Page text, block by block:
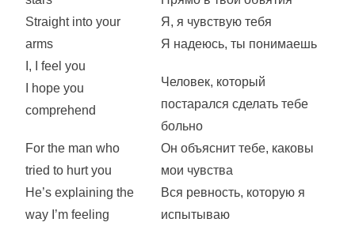
Straight into your
arms
I, I feel you
I hope you
comprehend
For the man who
tried to hurt you
He’s explaining the
way I’m feeling
Я, я чувствую тебя
Я надеюсь, ты понимаешь
Человек, который
постарался сделать тебе
больно
Он объяснит тебе, каковы
мои чувства
Вся ревность, которую я
испытываю